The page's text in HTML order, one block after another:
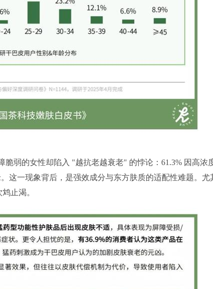
弱的女性却陷入 "越抗老越衰老" 的悖论：61.3% 因高浓
这一现象背后，是强效成分与东方肤质的适配性难题。尤
止渴。